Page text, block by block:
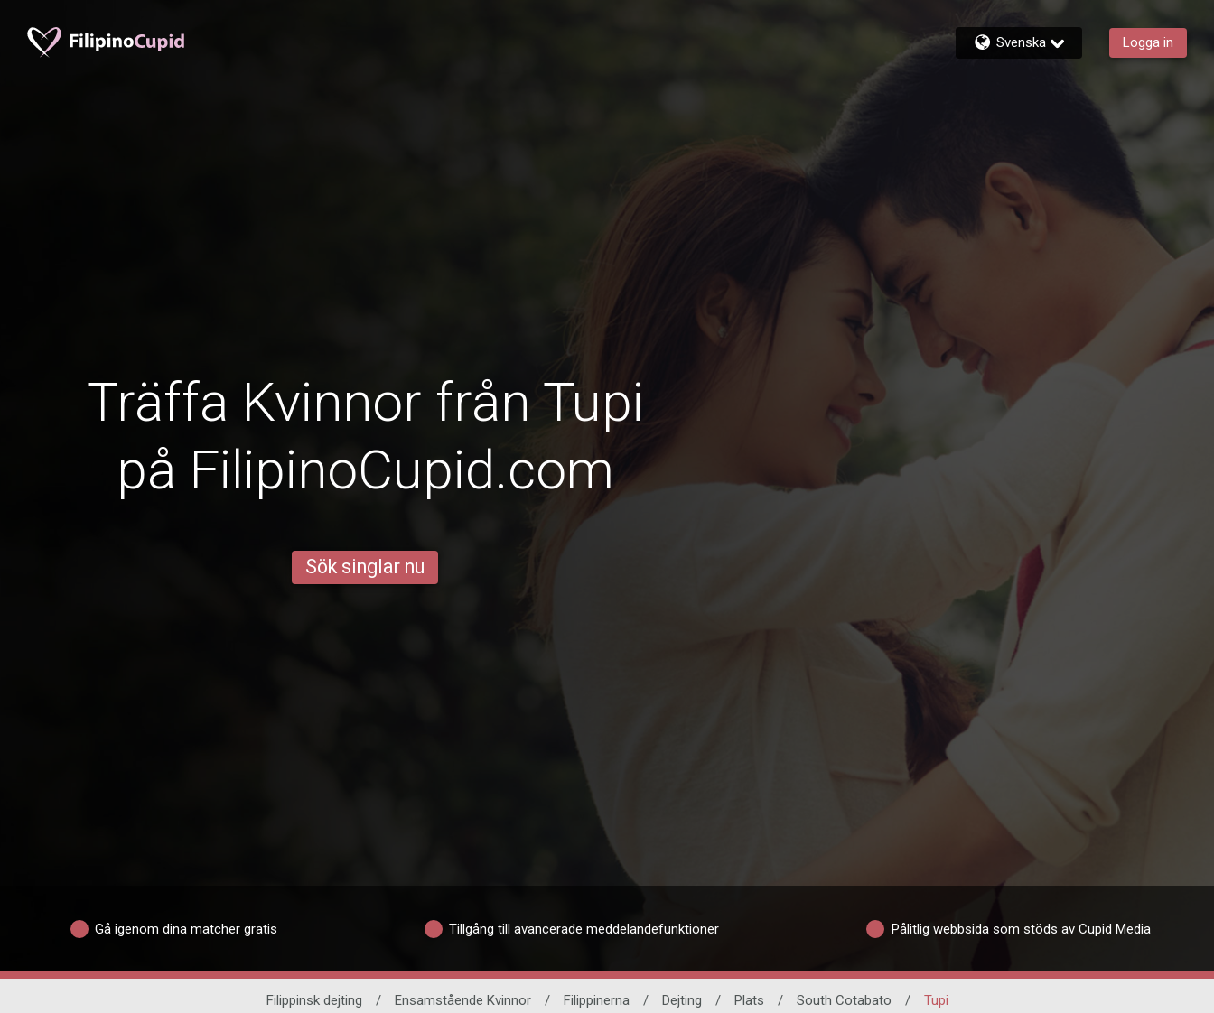
Svenska Logga in
Träffa Kvinnor från Tupi
på FilipinoCupid.com
Sök singlar nu
Gå igenom dina matcher gratis Tillgång till avancerade meddelandefunktioner Pålitlig webbsida som stöds av Cupid Media
Filippinsk dejting / Ensamstående Kvinnor / Filippinerna / Dejting / Plats / South Cotabato / Tupi